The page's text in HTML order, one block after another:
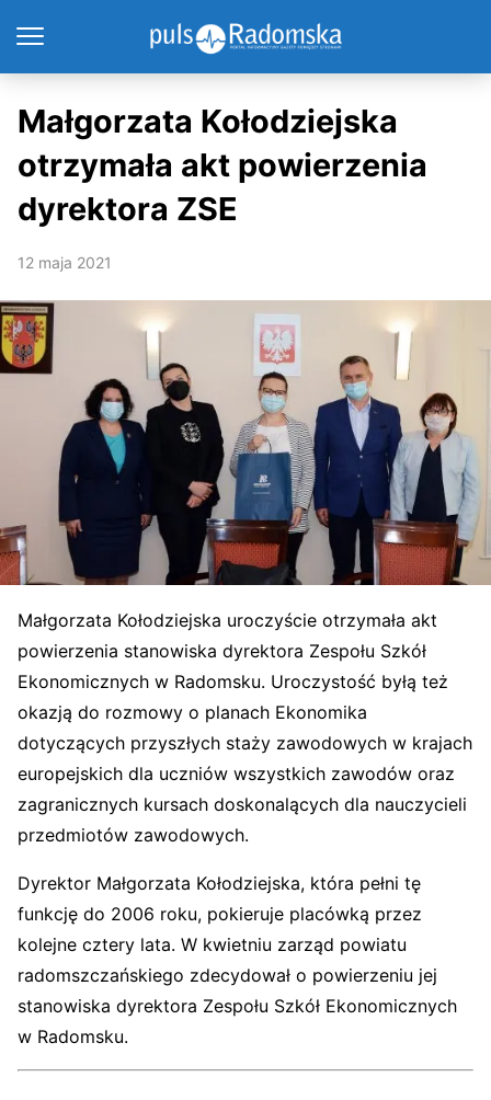
Małgorzata Kołodziejska
otrzymała akt powierzenia
dyrektora ZSE
12 maja 2021
Małgorzata Kołodziejska uroczyście otrzymała akt
powierzenia stanowiska dyrektora Zespołu Szkół
Ekonomicznych w Radomsku. Uroczystość byłą też
okazją do rozmowy o planach Ekonomika
dotyczących przyszłych staży zawodowych w krajach
europejskich dla uczniów wszystkich zawodów oraz
zagranicznych kursach doskonalących dla nauczycieli
przedmiotów zawodowych.
Dyrektor Małgorzata Kołodziejska, która pełni tę
funkcję do 2006 roku, pokieruje placówką przez
kolejne cztery lata. W kwietniu zarząd powiatu
radomszczańskiego zdecydował o powierzeniu jej
stanowiska dyrektora Zespołu Szkół Ekonomicznych
w Radomsku.